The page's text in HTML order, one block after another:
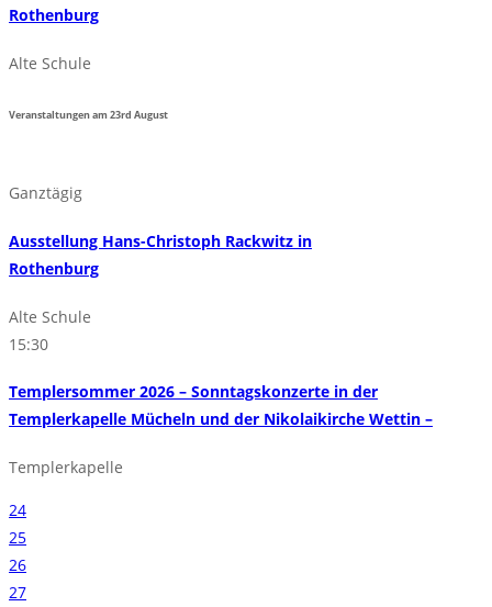
Rothenburg
Alte Schule
Veranstaltungen am23rd August
Ganztägig
Ausstellung Hans-Christoph Rackwitz in
Rothenburg
Alte Schule
15:30
Templersommer 2026 – Sonntagskonzerte in der
Templerkapelle Mücheln und der Nikolaikirche Wettin –
Templerkapelle
24
25
26
27